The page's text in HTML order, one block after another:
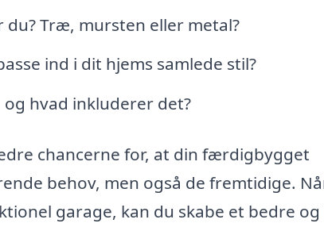
Træ, mursten eller metal?
ind i dit hjems samlede stil?
hvad inkluderer det?
chancerne for, at din færdigbygget
behov, men også de fremtidige.
garage, kan du skabe et bedre og